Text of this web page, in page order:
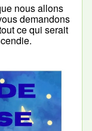
nous allons
demandons
ce qui serait